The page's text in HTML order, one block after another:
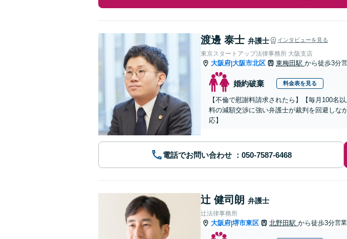
渡邊 泰士 弁護士 インタビューを見る
東京スタートアップ法律事務所 大阪支店
大阪府|大阪市北区 東梅田駅 から徒歩3分
婚約破棄 料金表を見る
【不倫で慰謝料請求されたら】【毎月100名
料の減額交渉に強い弁護士が裁判を回避しな
応】
電話でお問い合わせ
辻 健司朗 弁護士
辻法律事務所
大阪府|堺市東区 北野田駅 から徒歩3分営